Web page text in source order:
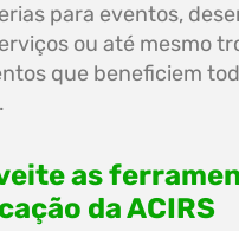
para eventos,
ou até mesmo
que beneficiem
as
da ACIRS